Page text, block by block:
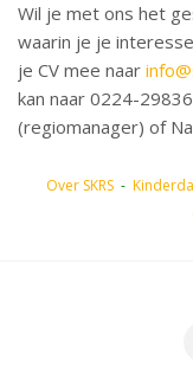
Wil je met ons het
waarin je je
je CV mee naar
kan naar 0224-
(regiomanager) of
Over SKRS -